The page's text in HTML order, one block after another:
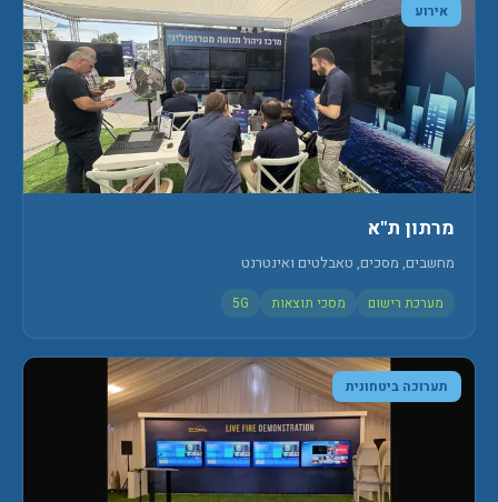
אירוע
מרתון ת"א
מחשבים, מסכים, טאבלטים ואינטרנט
מערכת רישום מסכי תוצאות 5G
תערוכה ביטחונית